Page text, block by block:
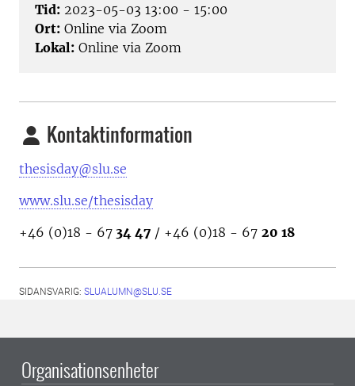
Tid: 2023-05-03 13:00 - 15:00
Ort: Online via Zoom
Lokal: Online via Zoom
Kontaktinformation
thesisday@slu.se
www.slu.se/thesisday
+46 (0)18 - 67 34 47 / +46 (0)18 - 67 20 18
SIDANSVARIG: SLUALUMN@SLU.SE
Organisationsenheter